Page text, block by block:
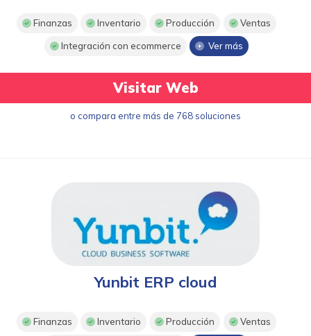
Finanzas Inventario Producción Ventas
Integración con ecommerce Ver más
Visitar Web
o compara entre más de 768 soluciones
Yunbit ERP cloud
Finanzas Inventario Producción Ventas